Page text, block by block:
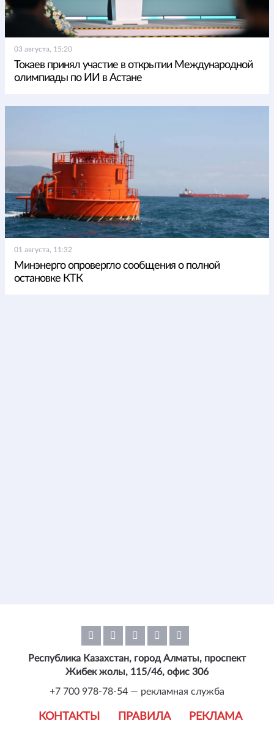
03 августа, 15:20
Токаев принял участие в открытии Международной
олимпиады по ИИ в Астане
01 августа, 11:32
Минэнерго опровергло сообщения о полной
остановке КТК
КОНТАКТЫ ПРАВИЛА РЕКЛАМА
Республика Казахстан, город Алматы, проспект
Жибек жолы, 115/46, офис 306
+7 700 978-78-54 — рекламная служба